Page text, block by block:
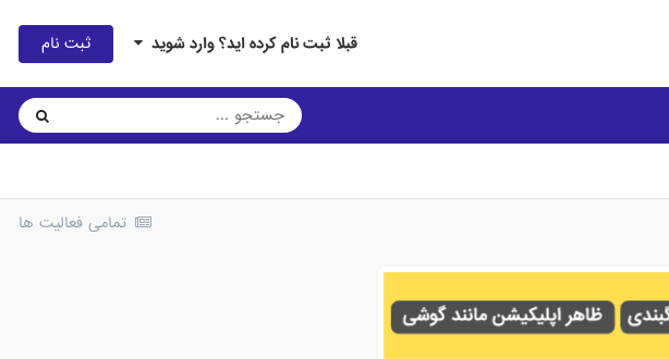
قبلا ثبت نام کرده اید؟ وارد شوید ثبت نام
تمامی فعالیت ها